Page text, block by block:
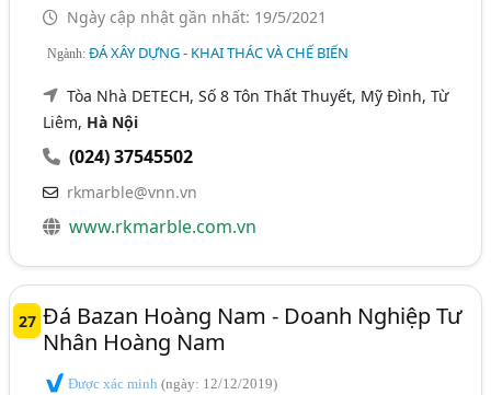
Ngày cập nhật gần nhất: 19/5/2021
Ngành:ĐÁ XÂY DỰNG - KHAI THÁC VÀ CHẾ BIẾN
Tòa Nhà DETECH, Số 8 Tôn Thất Thuyết, Mỹ Đình, Từ
Liêm, Hà Nội
(024) 37545502
rkmarble@vnn.vn
www.rkmarble.com.vn
27 Đá Bazan Hoàng Nam - Doanh Nghiệp Tư
Nhân Hoàng Nam
Được xác minh(ngày: 12/12/2019)